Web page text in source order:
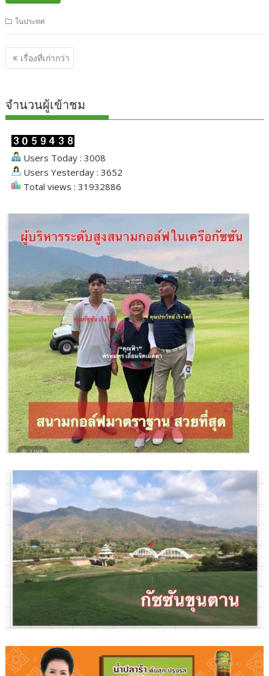
ในประทศ
แนะแนว
เรื่อง
เรื่องที่เก่ากว่า
จำนวนผู้เข้าชม
Users Today : 3008
Users Yesterday : 3652
Total views : 31932886